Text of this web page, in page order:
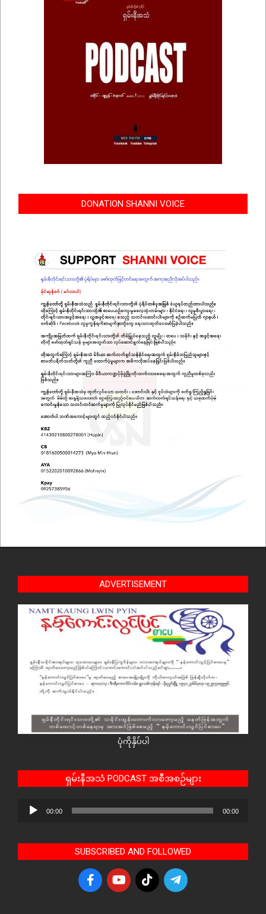
DONATION SHANNI VOICE
ADVERTISEMENT
ပုံကိုနှိပ်ပါ
ရှမ်းနီအသံ PODCAST အစီအစဉ်များ
Audio
00:00 00:00
SUBSCRIBED AND FOLLOWED